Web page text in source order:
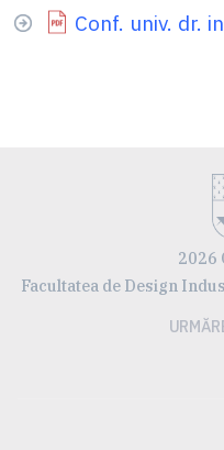
Conf. univ. dr.
2026
Facultatea de Design